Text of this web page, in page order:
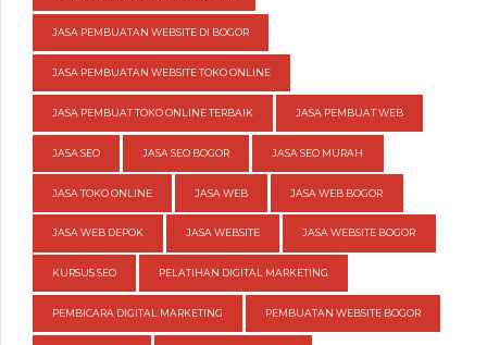
JASA PEMBUATAN WEBSITE DI BOGOR
JASA PEMBUATAN WEBSITE TOKO ONLINE
JASA PEMBUAT TOKO ONLINE TERBAIK JASA PEMBUAT WEB
JASA SEO JASA SEO BOGOR JASA SEO MURAH
JASA TOKO ONLINE JASA WEB JASA WEB BOGOR
JASA WEB DEPOK JASA WEBSITE JASA WEBSITE BOGOR
KURSUS SEO PELATIHAN DIGITAL MARKETING
PEMBICARA DIGITAL MARKETING PEMBUATAN WEBSITE BOGOR